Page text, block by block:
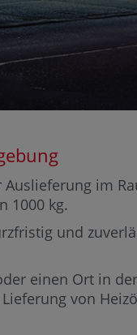
Auslieferung im
1000 kg.
und
einen Ort in
von